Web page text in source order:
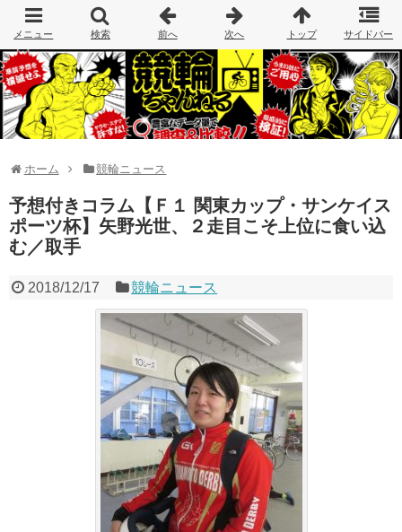
ホーム 競輪ニュース
予想付きコラム【Ｆ１ 関東カップ・サンケイス
ポーツ杯】矢野光世、２走目こそ上位に食い込
む／取手
2018/12/17 競輪ニュース